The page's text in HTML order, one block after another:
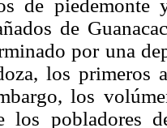
de piedemonte
de
por una
los primeros
los
los pobladores